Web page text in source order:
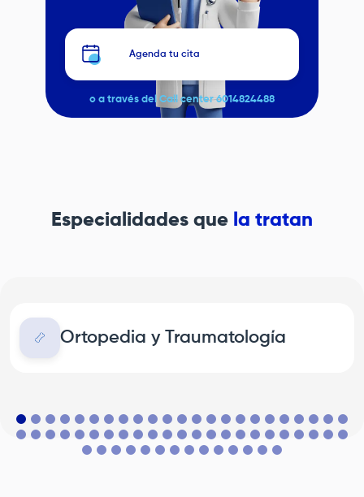
Agenda tu cita
o a través del Call center 6014824488
Especialidades que la tratan
Ortopedia y Traumatología